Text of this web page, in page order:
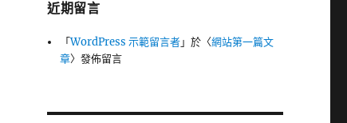
近期留言
「WordPress 示範留言者」於〈網站第一篇文
章〉發佈留言